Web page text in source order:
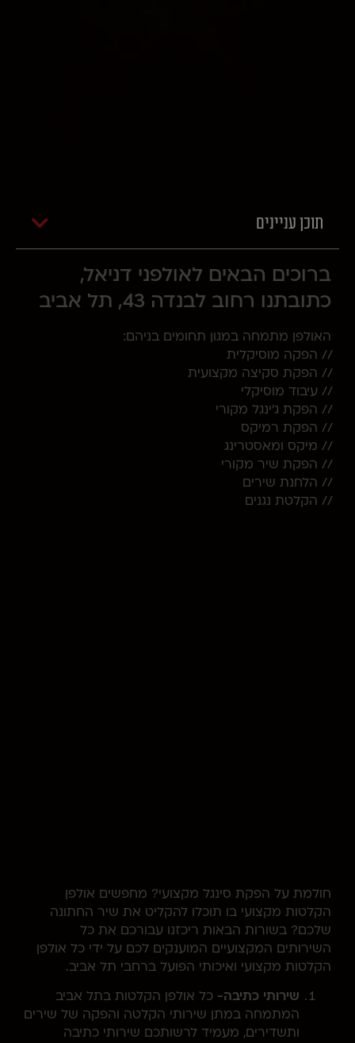
תוכן עניינים
ברוכים הבאים לאולפני דניאל,
כתובתנו רחוב לבנדה 43, תל אביב
האולפן מתמחה במגון תחומים בניהם:
// הפקה מוסיקלית
// הפקת סקיצה מקצועית
// עיבוד מוסיקלי
// הפקת ג'ינגל מקורי
// הפקת רמיקס
// מיקס ומאסטרינג
// הפקת שיר מקורי
// הלחנת שירים
// הקלטת נגנים
חולמת על הפקת סינגל מקצועי? מחפשים אולפן
הקלטות מקצועי בו תוכלו להקליט את שיר החתונה
שלכם? בשורות הבאות ריכזנו עבורכם את כל
השירותים המקצועיים המוענקים לכם על ידי כל אולפן
הקלטות מקצועי ואיכותי הפועל ברחבי תל אביב.
שירותי כתיבה- כל אולפן הקלטות בתל אביב
המתמחה במתן שירותי הקלטה והפקה של שירים
ותשדירים, מעמיד לרשותכם שירותי כתיבה